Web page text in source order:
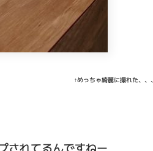
↑めっちゃ綺麗に撮れた、、、
されてるんですねー